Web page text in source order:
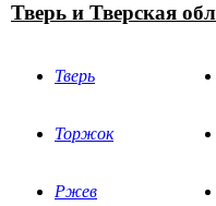
Тверь и Тверская
Тверь
Торжок
Ржев